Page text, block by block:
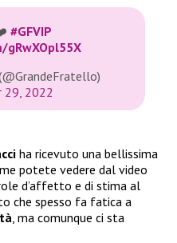
#GFVIP
29, 2022
ha ricevuto una bellissima
potete vedere dal video
d’affetto e di stima al
che spesso fa fatica a
, ma comunque ci sta